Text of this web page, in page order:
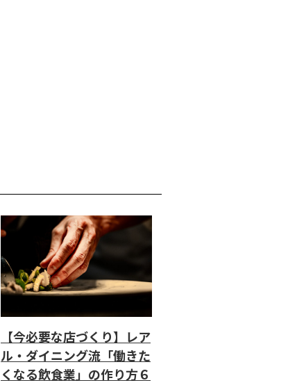
【今必要な店づくり】レア
ル・ダイニング流「働きた
くなる飲食業」の作り方６